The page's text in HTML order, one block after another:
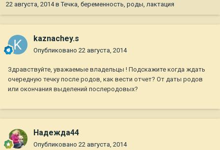
22 августа, 2014вТечка, беременность, роды, лактация
kaznachey.s
Опубликовано 22 августа, 2014
Здравствуйте, уважаемые владельцы ! Подскажите когда ждать
очередную течку после родов, как вести отчет? От даты родов
или окончания выделений послеродовых?
Надежда44
Опубликовано 22 августа, 2014